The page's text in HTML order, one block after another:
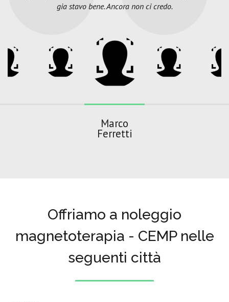
gia stavo bene. Ancora non ci credo.
Marco
Ferretti
Offriamo a noleggio
magnetoterapia - CEMP nelle
seguenti città